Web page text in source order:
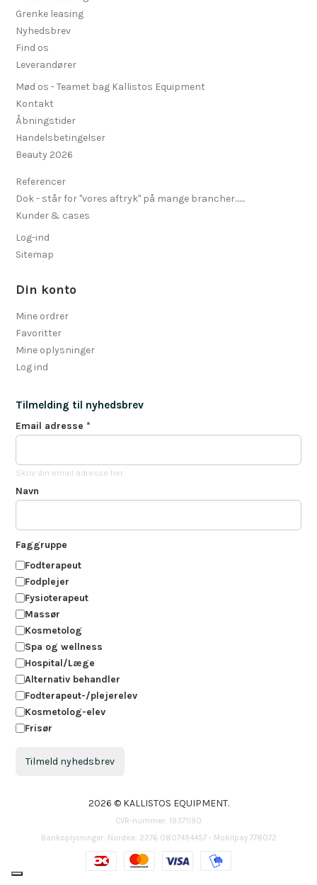
Grenke leasing
Nyhedsbrev
Find os
Leverandører
Mød os - Teamet bag Kallistos Equipment
Kontakt
Åbningstider
Handelsbetingelser
Beauty 2026
Referencer
Dok - står for "vores aftryk" på mange brancher.......
Kunder & cases
Log-ind
Sitemap
Din konto
Mine ordrer
Favoritter
Mine oplysninger
Log ind
Tilmelding til nyhedsbrev
Email adresse*
Skriv din email adresse her
Navn
Faggruppe
Fodterapeut
Fodplejer
Fysioterapeut
Massør
Kosmetolog
Spa og wellness
Hospital/Læge
Alternativ behandler
Fodterapeut-/plejerelev
Kosmetolog-elev
Frisør
Tilmeld nyhedsbrev
2026 © KALLISTOS EQUIPMENT.
CVR-nummer: 19371190
Bankoplysninger: Nordea: 2276 0807494457 - Mobilpay 778072